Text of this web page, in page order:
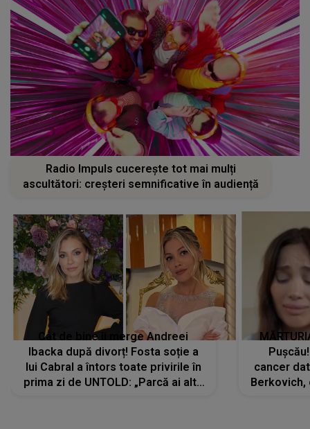
Radio Impuls cucerește tot mai mulți
ascultători: creșteri semnificative în audiență
Cât de bine îi merge Andreei
Ibacka după divorț! Fosta soție a
lui Cabral a întors toate privirile în
prima zi de UNTOLD: „Parcă ai altă
cancer
Berkovich,